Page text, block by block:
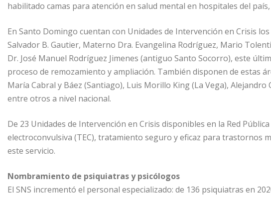
habilitado camas para atención en salud mental en hospitales del
En Santo Domingo cuentan con Unidades de Intervención en Crisis
Salvador B. Gautier, Materno Dra. Evangelina Rodríguez, Mario
Dr. José Manuel Rodríguez Jimenes (antiguo Santo Socorro), este
proceso de remozamiento y ampliación. También disponen de estas
María Cabral y Báez (Santiago), Luis Morillo King (La Vega), Alejandro
entre otros a nivel nacional.
De 23 Unidades de Intervención en Crisis disponibles en la Red
electroconvulsiva (TEC), tratamiento seguro y eficaz para trastornos
este servicio.
Nombramiento de psiquiatras y psicólogos
El SNS incrementó el personal especializado: de 136 psiquiatras en